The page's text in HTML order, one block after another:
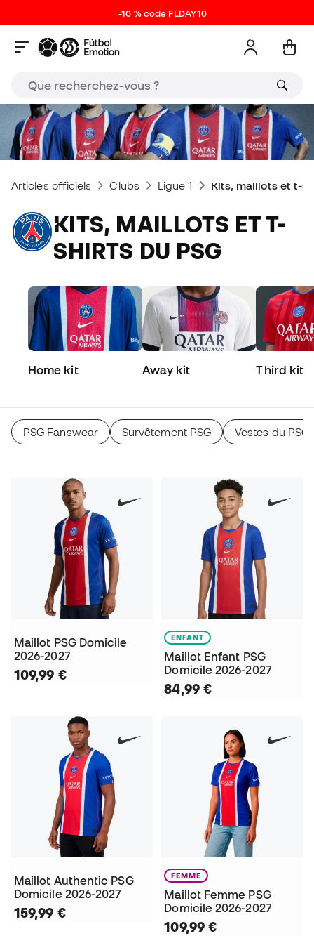
-10 % code FLDAY10
Articles officiels Clubs Ligue 1 Kits, maillots et t-
KITS, MAILLOTS ET T-
SHIRTS DU PSG
Home kit Away kit Third kit
PSG Fanswear Survêtement PSG Vestes du PSG
Maillot PSG Domicile
2026-2027
109,99 €
ENFANT
Maillot Enfant PSG
Domicile 2026-2027
84,99 €
Maillot Authentic PSG
Domicile 2026-2027
159,99 €
FEMME
Maillot Femme PSG
Domicile 2026-2027
109,99 €